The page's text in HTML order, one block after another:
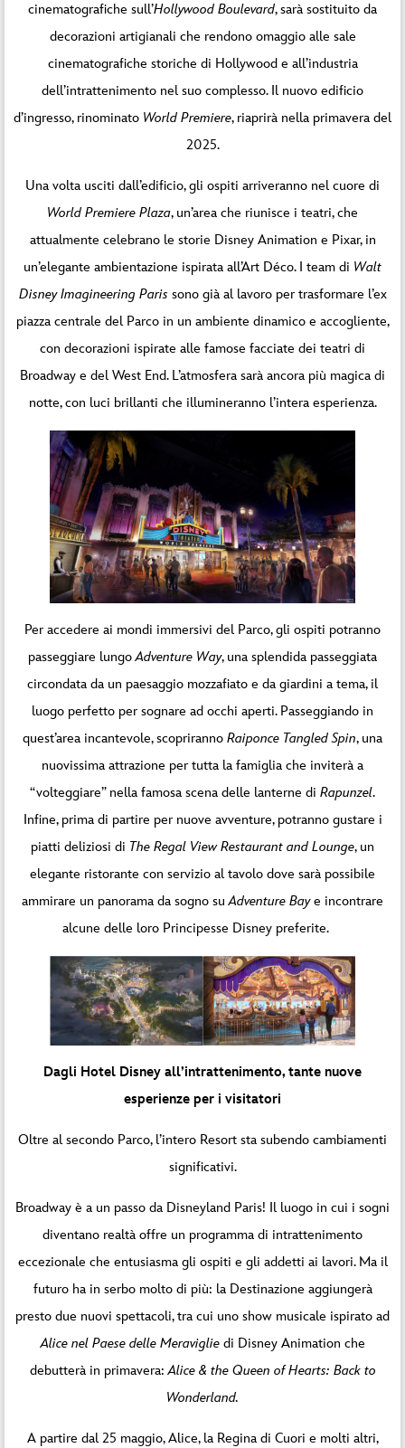
cinematografiche sull’Hollywood Boulevard, sarà sostituito da
decorazioni artigianali che rendono omaggio alle sale
cinematografiche storiche di Hollywood e all’industria
dell’intrattenimento nel suo complesso. Il nuovo edificio
d’ingresso, rinominato World Premiere, riaprirà nella primavera del
2025.
Una volta usciti dall’edificio, gli ospiti arriveranno nel cuore di
World Premiere Plaza, un’area che riunisce i teatri, che
attualmente celebrano le storie Disney Animation e Pixar, in
un’elegante ambientazione ispirata all’Art Déco. I team di Walt
Disney Imagineering Paris sono già al lavoro per trasformare l’ex
piazza centrale del Parco in un ambiente dinamico e accogliente,
con decorazioni ispirate alle famose facciate dei teatri di
Broadway e del West End. L’atmosfera sarà ancora più magica di
notte, con luci brillanti che illumineranno l’intera esperienza.
Per accedere ai mondi immersivi del Parco, gli ospiti potranno
passeggiare lungoAdventure Way, una splendida passeggiata
circondata da un paesaggio mozzafiato e da giardini a tema, il
luogo perfetto per sognare ad occhi aperti. Passeggiando in
quest’area incantevole, scopriranno Raiponce Tangled Spin, una
nuovissima attrazione per tutta la famiglia che inviterà a
“volteggiare” nella famosa scena delle lanterne di Rapunzel.
Infine, prima di partire per nuove avventure, potranno gustare i
piatti deliziosi di The Regal View Restaurant and Lounge, un
elegante ristorante con servizio al tavolo dove sarà possibile
ammirare un panorama da sogno suAdventure Baye incontrare
alcune delle loro Principesse Disney preferite.
Dagli Hotel Disney all’intrattenimento, tante nuove
esperienze per i visitatori
Oltre al secondo Parco, l’intero Resort sta subendo cambiamenti
significativi.
Broadway è a un passo da Disneyland Paris! Il luogo in cui i sogni
diventano realtà offre un programma di intrattenimento
eccezionale che entusiasma gli ospiti e gli addetti ai lavori. Ma il
futuro ha in serbo molto di più: la Destinazione aggiungerà
presto due nuovi spettacoli, tra cui uno show musicale ispirato ad
Alice nel Paese delle Meravigliedi Disney Animation che
debutterà in primavera: Alice & the Queen of Hearts: Back to
Wonderland.
A partire dal 25 maggio, Alice, la Regina di Cuori e molti altri,